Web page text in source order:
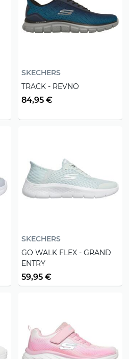
SKECHERS
TRACK - REVNO
84,95 €
SKECHERS
GO WALK FLEX - GRAND
ENTRY
59,95 €